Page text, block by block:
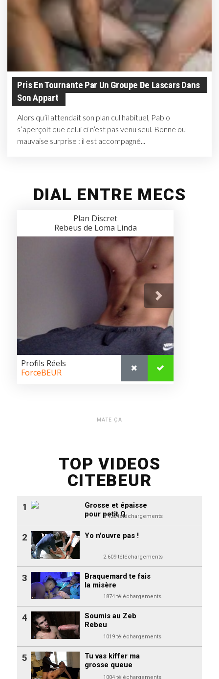
Pris En Tournante Par Un Groupe De Lascars Dans
Son Appart
Alors qu’il attendait son plan cul habituel, Pablo
s’aperçoit que celui ci n’est pas venu seul. Bonne ou
mauvaise surprise : il est accompagné...
DIAL ENTRE MECS
MATE ÇA
TOP VIDEOS
CITEBEUR
Grosse et épaisse
pour petit Q
3 120 téléchargements
1
Yo n'ouvre pas !
2 609 téléchargements
2
Braquemard te fais
la misère
1874 téléchargements
3
Soumis au Zeb
Rebeu
1019 téléchargements
4
Tu vas kiffer ma
grosse queue
1004 téléchargements
5